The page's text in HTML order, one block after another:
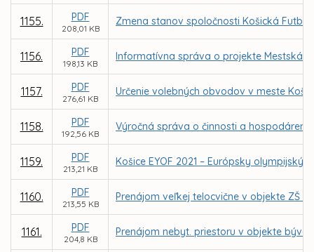
1155. PDF
208,01 KB
Zmena stanov spoločnosti Košická
1156. PDF
198,13 KB
Informatívna správa o projekte Mestská
1157. PDF
276,61 KB
Určenie volebných obvodov v meste
1158. PDF
192,56 KB
Výročná správa o činnosti a hospodárení
1159. PDF
213,21 KB
Košice EYOF 2021 – Európsky
1160. PDF
213,55 KB
Prenájom veľkej telocvične v objekte ZŠ
1161. PDF
204,8 KB
Prenájom nebyt. priestoru v objekte